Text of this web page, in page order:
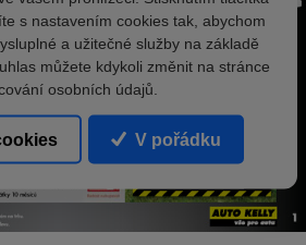
s nastavením cookies tak, abychom
a užitečné služby na základě
můžete kdykoli změnit na stránce
osobních údajů.
V pořádku